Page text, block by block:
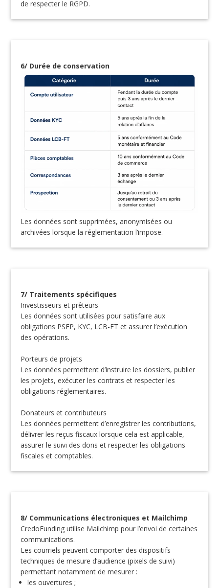
de respecter le RGPD.
6/ Durée de conservation
Les données sont supprimées, anonymisées ou
archivées lorsque la réglementation l’impose.
7/ Traitements spécifiques
Investisseurs et prêteurs
Les données sont utilisées pour satisfaire aux
obligations PSFP, KYC, LCB-FT et assurer l’exécution
des opérations.
Porteurs de projets
Les données permettent d’instruire les dossiers, publier
les projets, exécuter les contrats et respecter les
obligations réglementaires.
Donateurs et contributeurs
Les données permettent d’enregistrer les contributions,
délivrer les reçus fiscaux lorsque cela est applicable,
assurer le suivi des dons et respecter les obligations
fiscales et comptables.
8/ Communications électroniques et Mailchimp
CredoFunding utilise Mailchimp pour l’envoi de certaines
communications.
Les courriels peuvent comporter des dispositifs
techniques de mesure d’audience (pixels de suivi)
permettant notamment de mesurer :
les ouvertures ;